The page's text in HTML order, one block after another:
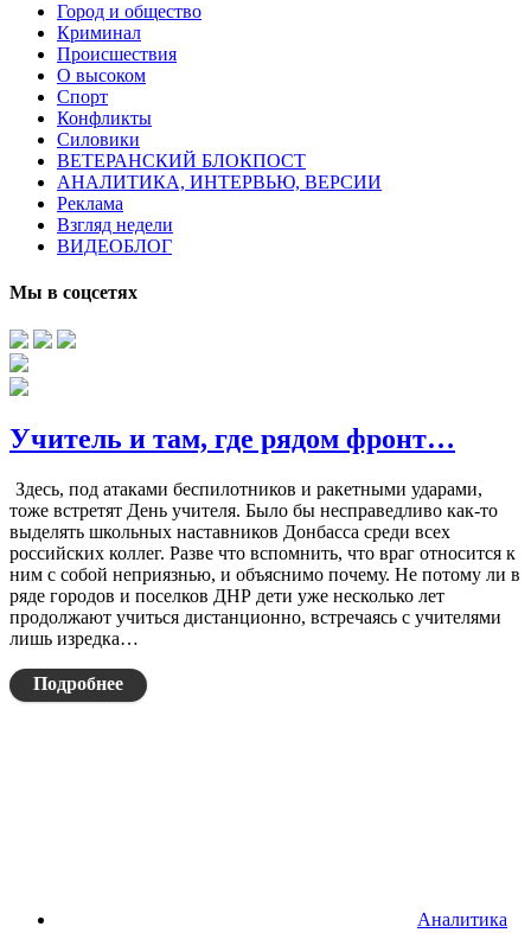
Город и общество
Криминал
Происшествия
О высоком
Спорт
Конфликты
Силовики
ВЕТЕРАНСКИЙ БЛОКПОСТ
АНАЛИТИКА, ИНТЕРВЬЮ, ВЕРСИИ
Реклама
Взгляд недели
ВИДЕОБЛОГ
Мы в соцсетях
Учитель и там, где рядом фронт…
Здесь, под атаками беспилотников и ракетными ударами,
тоже встретят День учителя. Было бы несправедливо как-то
выделять школьных наставников Донбасса среди всех
российских коллег. Разве что вспомнить, что враг относится к
ним с собой неприязнью, и объяснимо почему. Не потому ли в
ряде городов и поселков ДНР дети уже несколько лет
продолжают учиться дистанционно, встречаясь с учителями
лишь изредка…
Подробнее
Аналитика